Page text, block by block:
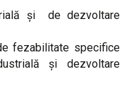
și de dezvoltare
fezabilitate specifice
și dezvoltare